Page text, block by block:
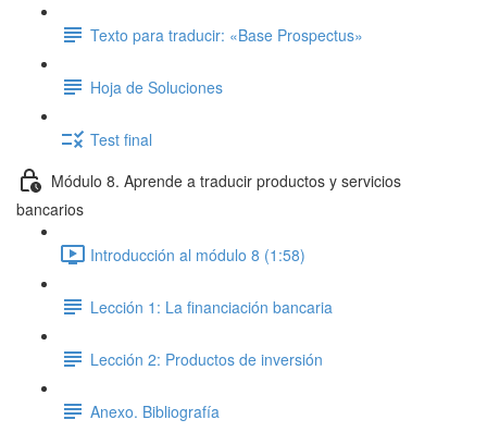
Texto para traducir: «Base Prospectus»
Hoja de Soluciones
Test final
Módulo 8. Aprende a traducir productos y servicios
bancarios
Introducción al módulo 8 (1:58)
Lección 1: La financiación bancaria
Lección 2: Productos de inversión
Anexo. Bibliografía